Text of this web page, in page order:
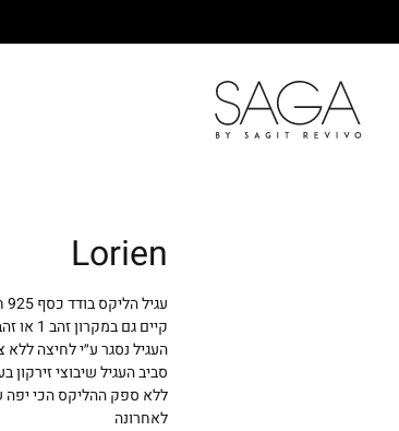
Lorien
עגיל הליקס בודד כסף 925 חתום המותג
קיים גם במקרון זהב 1 או זהב אדום
העגיל נסגר ע״י לחיצה ללא
סביב העגיל שיבוצי זירקון
ללא ספק ההליקס הכי יפה
לאחרונה